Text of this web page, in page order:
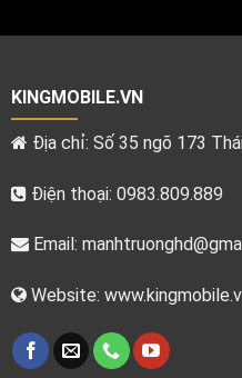
KINGMOBILE.VN
Địa chỉ: Số 35 ngõ 173
Điện thoại: 0983.809.889
Email:
Website: